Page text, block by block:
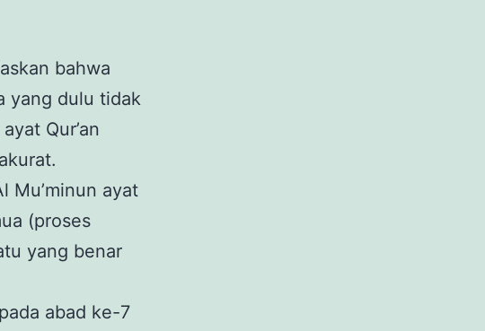
bahwa
yang dulu tidak
Qur’an
Mu’minun ayat
(proses
yang benar
abad ke-7